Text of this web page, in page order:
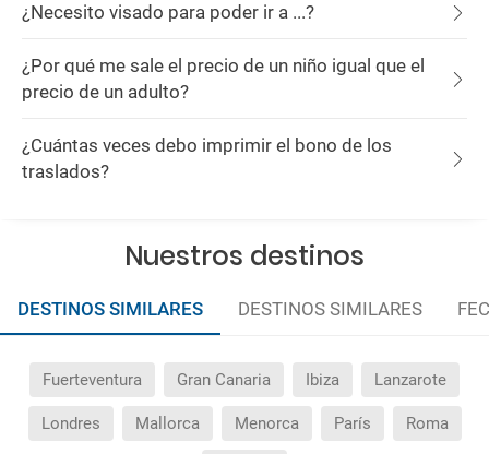
¿Necesito visado para poder ir a ...?
¿Por qué me sale el precio de un niño igual que el
precio de un adulto?
¿Cuántas veces debo imprimir el bono de los
traslados?
Nuestros destinos
DESTINOS SIMILARES DESTINOS SIMILARES
Fuerteventura Gran Canaria Ibiza Lanzarote
Londres Mallorca Menorca París Roma